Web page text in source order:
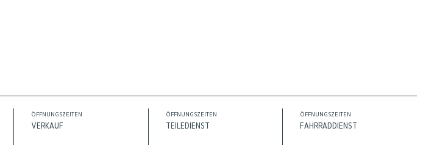
ÖFFNUNGSZEITEN
VERKAUF
ÖFFNUNGSZEITEN
TEILEDIENST
ÖFFNUNGSZEITEN
FAHRRADDIENST